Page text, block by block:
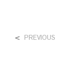
< PREVIOUS